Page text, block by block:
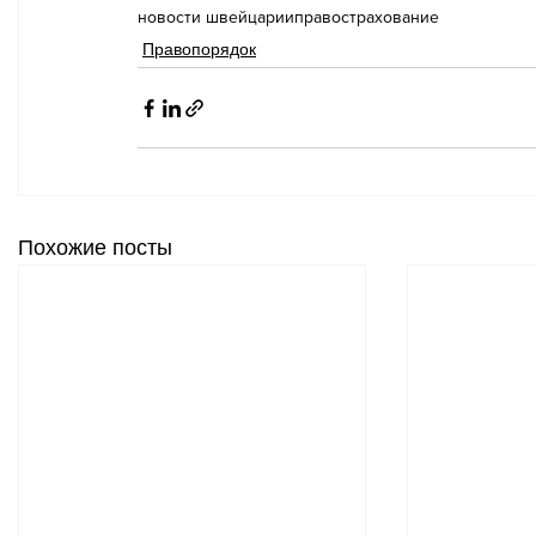
новости швейцарииправострахование
Правопорядок
Похожие посты